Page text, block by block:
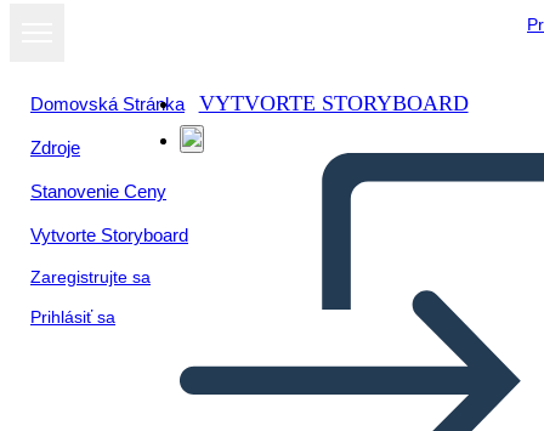
Domovská Stránka
Zdroje
Stanovenie Ceny
Vytvorte Storyboard
Zaregistrujte sa
Prihlásiť sa
VYTVORTE STORYBOARD